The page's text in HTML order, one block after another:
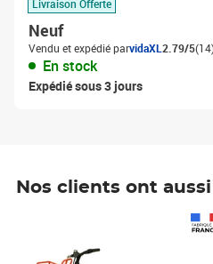
Livraison Offerte
Neuf
Vendu et expédié parvidaXL 2.79/5
En stock
Expédié sous 3 jours
Nos clients ont